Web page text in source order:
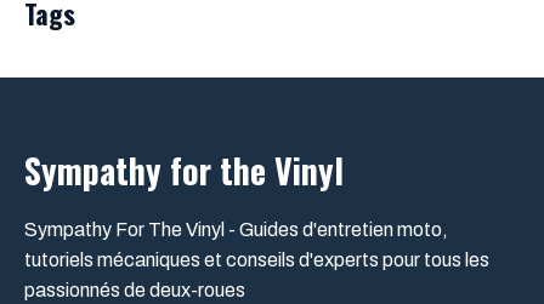
Tags
Sympathy for the Vinyl
Sympathy For The Vinyl - Guides d'entretien moto,
tutoriels mécaniques et conseils d'experts pour tous les
passionnés de deux-roues